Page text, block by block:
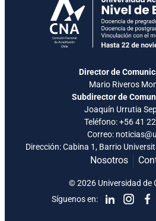
Director de
Mario Riveros
Subdirector de
Joaquín Urrutia
Teléfono:+56 41
Correo:
Dirección: Cabina 1, Barrio
Nosotros
Síguenos en:
© 2026 Universidad de